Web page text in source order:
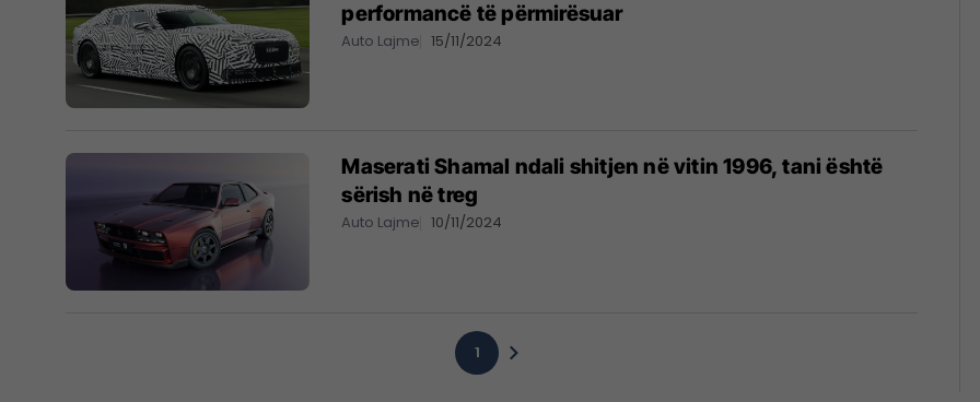
performancë të përmirësuar
Auto Lajme 15/11/2024
Maserati Shamal ndali shitjen në vitin 1996, tani është
sërish në treg
Auto Lajme 10/11/2024
1